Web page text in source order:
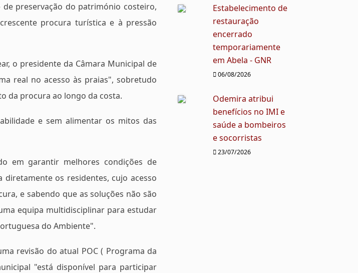
preservação do património costeiro,
procura turística e à pressão
o presidente da Câmara Municipal de
real no acesso às praias", sobretudo
da procura ao longo da costa.
e sem alimentar os mitos das
em garantir melhores condições de
os residentes, cujo acesso
e sabendo que as soluções não são
equipa multidisciplinar para estudar
do Ambiente".
revisão do atual POC ( Programa da
"está disponível para participar
Estabelecimento de
restauração
encerrado
temporariamente
em Abela - GNR
06/08/2026
Odemira atribui
benefícios no IMI e
saúde a bombeiros
e socorristas
23/07/2026